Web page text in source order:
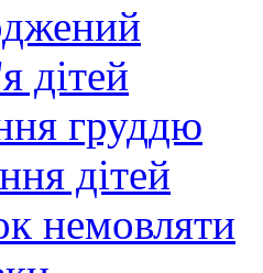
дітей
груддю
дітей
немовляти